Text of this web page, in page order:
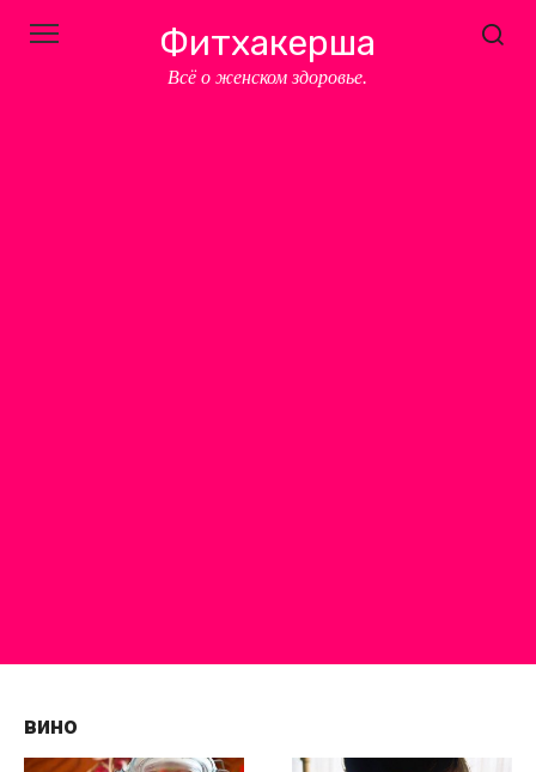
Фитхакерша
Всё о женском здоровье.
вино